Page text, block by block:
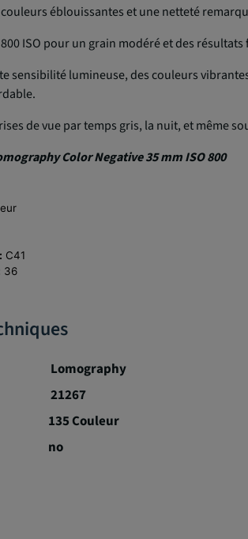
éblouissantes et une netteté
ISO pour un grain modéré et des
sensibilité lumineuse, des couleurs
de vue par temps gris, la nuit, et même
Color Negative 35 mm ISO 800
C41
36
Lomography
21267
135 Couleur
no